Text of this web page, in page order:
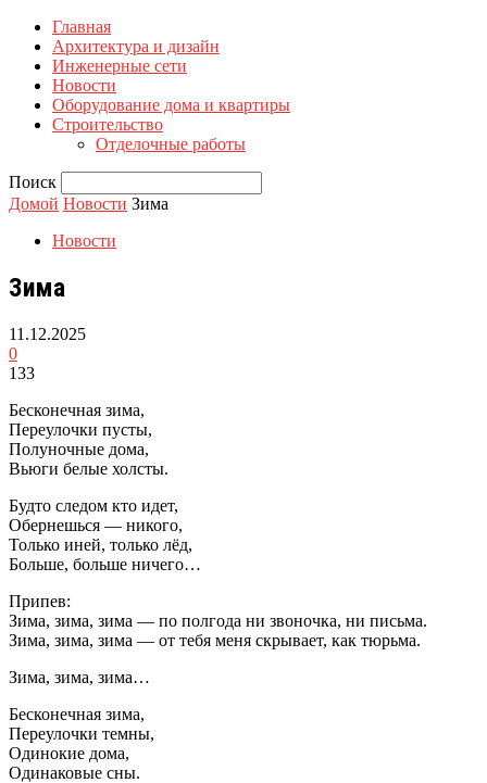
Главная
Архитектура и дизайн
Инженерные сети
Новости
Оборудование дома и квартиры
Строительство
Отделочные работы
Поиск
Домой Новости Зима
Новости
Зима
11.12.2025
0
133
Бесконечная зима,
Переулочки пусты,
Полуночные дома,
Вьюги белые холсты.
Будто следом кто идет,
Обернешься — никого,
Только иней, только лёд,
Больше, больше ничего…
Припев:
Зима, зима, зима — по полгода ни звоночка, ни письма.
Зима, зима, зима — от тебя меня скрывает, как тюрьма.
Зима, зима, зима…
Бесконечная зима,
Переулочки темны,
Одинокие дома,
Одинаковые сны.